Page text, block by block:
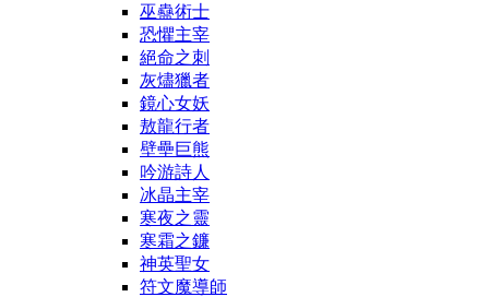
巫蠱術士
恐懼主宰
絕命之刺
灰燼獵者
鏡心女妖
敖龍行者
壁壘巨熊
吟游詩人
冰晶主宰
寒夜之靈
寒霜之鐮
神英聖女
符文魔導師